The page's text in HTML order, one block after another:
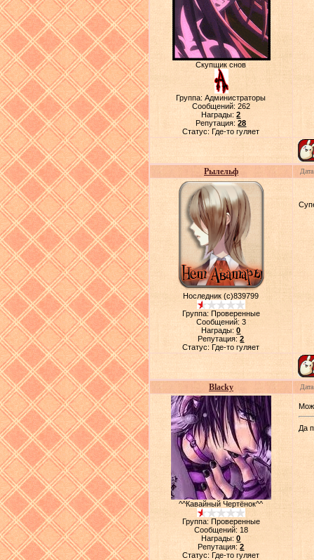
Скупщик снов
Группа: Администраторы
Сообщений: 262
Награды:2
Репутация:28
Статус:Где-то гуляет
Рылельф
Носледник (с)839799
Группа: Проверенные
Сообщений: 3
Награды:0
Репутация:2
Статус:Где-то гуляет
Blacky
^^Кавайный Чертёнок^^
Группа: Проверенные
Сообщений: 18
Награды:0
Репутация:2
Статус:Где-то гуляет
Да